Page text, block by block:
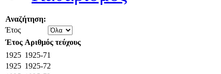
Αναζήτηση:
Έτος
Έτος Αριθμός τεύχους
1925 1925-71
1925 1925-72